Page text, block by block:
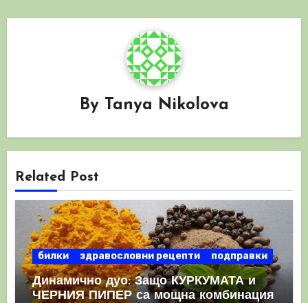
By Tanya Nikolova
Related Post
билки здравословни рецепти подправки
Динамично дуо: Защо КУРКУМАТА и
ЧЕРНИЯ ПИПЕР са мощна комбинация